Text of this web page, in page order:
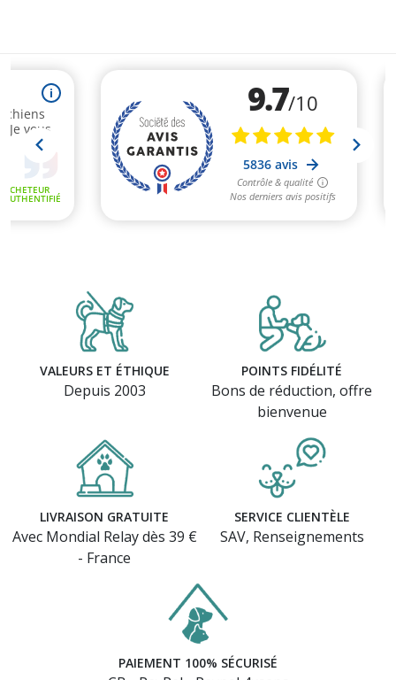
VALEURS ET ÉTHIQUE
Depuis 2003
POINTS FIDÉLITÉ
Bons de réduction, offre
bienvenue
LIVRAISON GRATUITE
Avec Mondial Relay dès 39 €
- France
SERVICE CLIENTÈLE
SAV, Renseignements
PAIEMENT 100% SÉCURISÉ